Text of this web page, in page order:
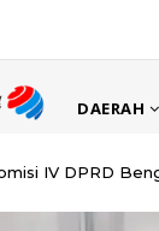
DAERAH
IV DPRD